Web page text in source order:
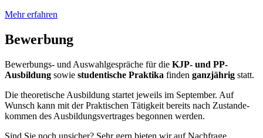
Mehr erfahren
Bewerbung
Bewerbungs- und Auswahlgespräche für die KJP- und PP-
Ausbildung sowie stu­den­ti­sche Praktika finden ganz­jährig statt.
Die theoretische Ausbildung startet jeweils im Sep­tem­ber. Auf
Wunsch kann mit der Praktischen Tä­tig­keit bereits nach Zustande­
kom­men des Aus­bildungs­ver­trages be­gon­nen werden.
Sind Sie noch unsicher? Sehr gern bieten wir auf Nachfrage